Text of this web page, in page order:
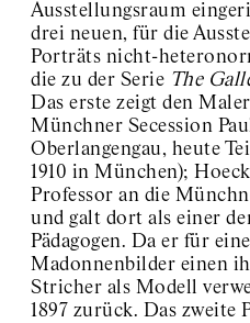
Ausstellungsraum
drei neuen, für die
Porträts nicht-
die zu der Serie The
Das erste zeigt den
Münchner Secession
Oberlangengau, heute
1910 in München);
Professor an die
und galt dort als einer
Pädagogen. Da er für
Madonnenbilder einen
Stricher als Modell
1897 zurück. Das zweite